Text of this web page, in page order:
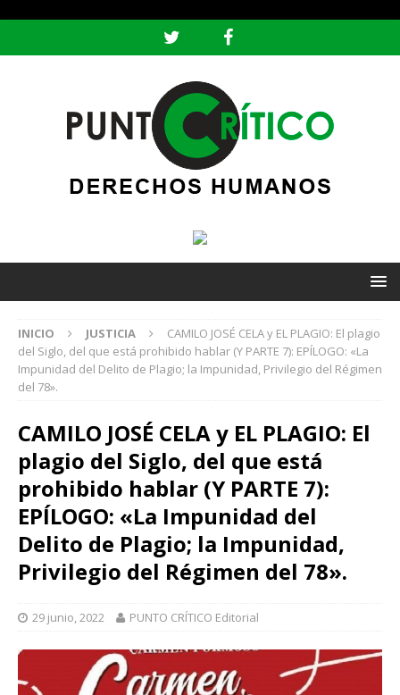
INICIO JUSTICIA
CAMILO JOSÉ CELA y EL PLAGIO: El plagio
del Siglo, del que está prohibido hablar (Y PARTE 7): EPÍLOGO: «La
Impunidad del Delito de Plagio; la Impunidad, Privilegio del Régimen
del 78».
CAMILO JOSÉ CELA y EL PLAGIO: El
plagio del Siglo, del que está
prohibido hablar (Y PARTE 7):
EPÍLOGO: «La Impunidad del
Delito de Plagio; la Impunidad,
Privilegio del Régimen del 78».
29 junio, 2022 PUNTO CRÍTICO Editorial